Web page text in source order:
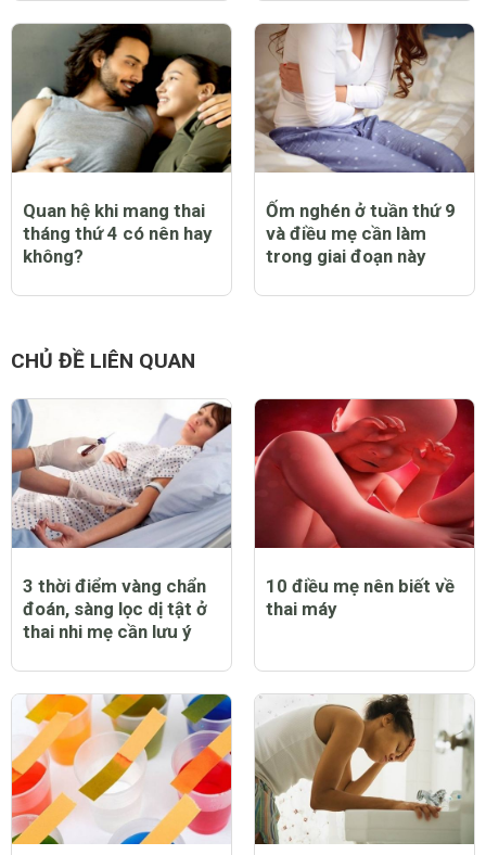
Quan hệ khi mang thai
tháng thứ 4 có nên hay
không?
Ốm nghén ở tuần thứ 9
và điều mẹ cần làm
trong giai đoạn này
CHỦ ĐỀ LIÊN QUAN
3 thời điểm vàng chẩn
đoán, sàng lọc dị tật ở
thai nhi mẹ cần lưu ý
10 điều mẹ nên biết về
thai máy